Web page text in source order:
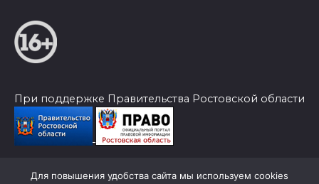
При поддержке Правительства Ростовской области
© 2026 Слава Труду
Для повышения удобства сайта мы используем cookies